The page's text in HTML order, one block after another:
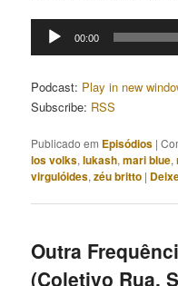
Tocador
00:00
Podcast: Play in new
Subscribe: RSS
Publicado em Episódios |
los volks,lukash,mari blue,
virgulóides,zéu britto |
Outra
(Coletivo Rua,